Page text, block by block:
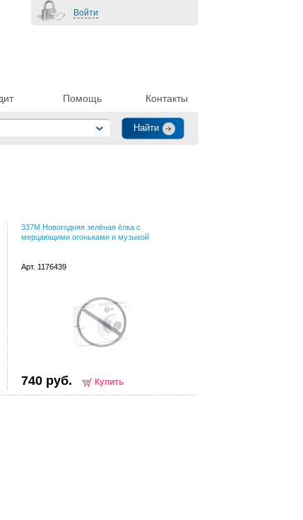
Помощь Контакты
Войти
337M Новогодняя зелёная ёлка с
мерцающими огоньками и музыкой
Арт. 1176439
740 руб. Купить